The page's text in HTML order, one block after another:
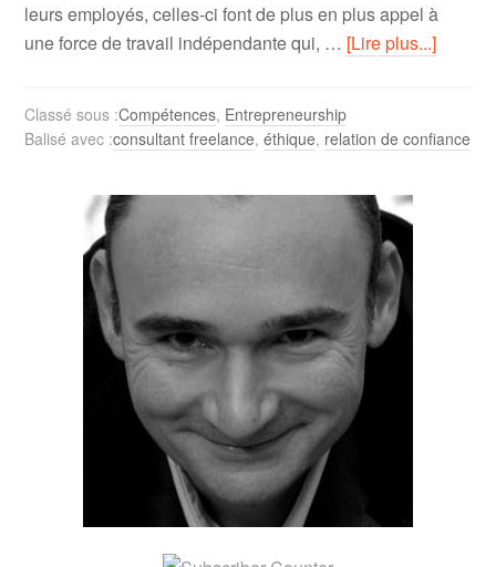
leurs employés, celles-ci font de plus en plus appel à
une force de travail indépendante qui, … [Lire plus...]
Classé sous :Compétences, Entrepreneurship
Balisé avec :consultant freelance,éthique, relation de confiance